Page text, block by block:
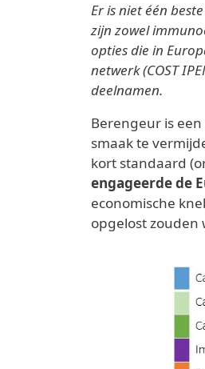
Er is niet één
zijn zowel
opties die in
netwerk (COST
deelnamen.
Berengeur is
smaak te
kort standaard
engageerde de
economische
opgelost zouden